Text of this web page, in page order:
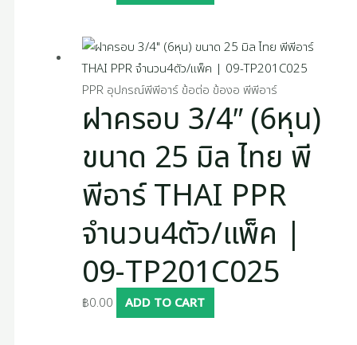
PPR อุปกรณ์พีพีอาร์ ข้อต่อ ข้องอ พีพีอาร์
ฝาครอบ 3/4″ (6หุน)
ขนาด 25 มิล ไทย พี
พีอาร์ THAI PPR
จำนวน4ตัว/แพ็ค |
09-TP201C025
฿0.00 ADD TO CART